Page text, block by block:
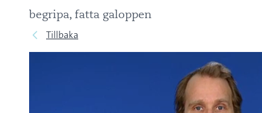
begripa, fatta galoppen
Tillbaka